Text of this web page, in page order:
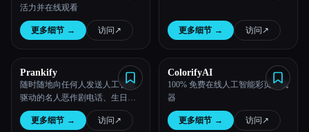
活力并在线观看
更多细节 → 访问 ↗︎ 更多细节 → 访问 ↗︎
Prankify
随时随地向任何人发送人工智能
驱动的名人恶作剧电话、生日祝
福等。
更多细节 → 访问 ↗︎
ColorifyAI
100% 免费在线人工智能彩页生成
器
更多细节 → 访问 ↗︎